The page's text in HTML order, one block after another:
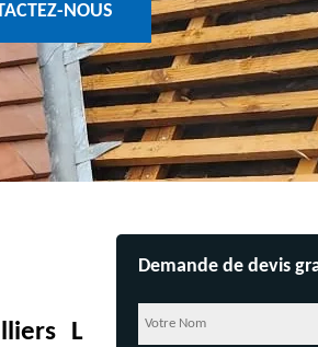
NOUS
L
Demande de devis